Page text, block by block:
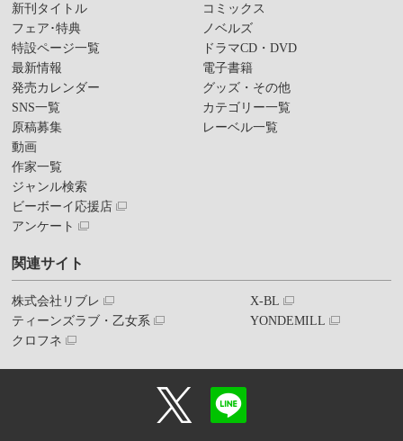
新刊タイトル
フェア･特典
特設ページ一覧
最新情報
発売カレンダー
SNS一覧
原稿募集
動画
作家一覧
ジャンル検索
ビーボーイ応援店
アンケート
コミックス
ノベルズ
ドラマCD・DVD
電子書籍
グッズ・その他
カテゴリー一覧
レーベル一覧
関連サイト
株式会社リブレ
ティーンズラブ・乙女系
クロフネ
X-BL
YONDEMILL